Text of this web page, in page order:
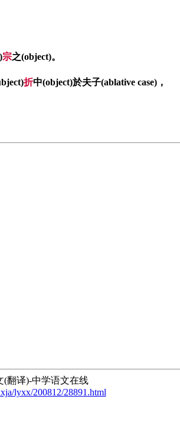
宗之(object)。
折中(object)於夫子(ablative case)，
(翻译)-中学语文在线
lyxx/200812/28891.html